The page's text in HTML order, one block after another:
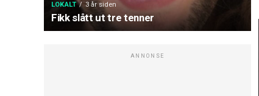
LOKALT 3 år siden
Fikk slått ut tre tenner
ANNONSE